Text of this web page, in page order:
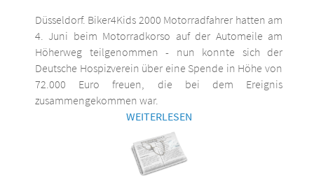
Düsseldorf. Biker4Kids 2000 Motorradfahrer hatten am
4. Juni beim Motorradkorso auf der Automeile am
Höherweg teilgenommen - nun konnte sich der
Deutsche Hospizverein über eine Spende in Höhe von
72.000 Euro freuen, die bei dem Ereignis
zusammengekommen war.
WEITERLESEN